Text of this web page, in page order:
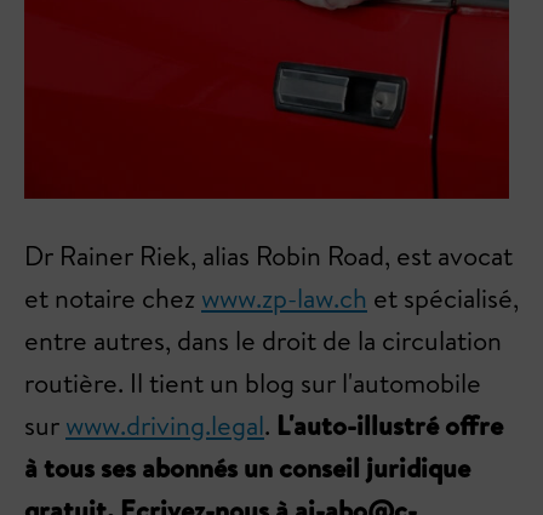
Dr Rainer Riek, alias Robin Road, est avocat
et notaire chez www.zp-law.ch et spécialisé,
entre autres, dans le droit de la circulation
routière. Il tient un blog sur l'automobile
sur www.driving.legal. L'auto-illustré offre
à tous ses abonnés un conseil juridique